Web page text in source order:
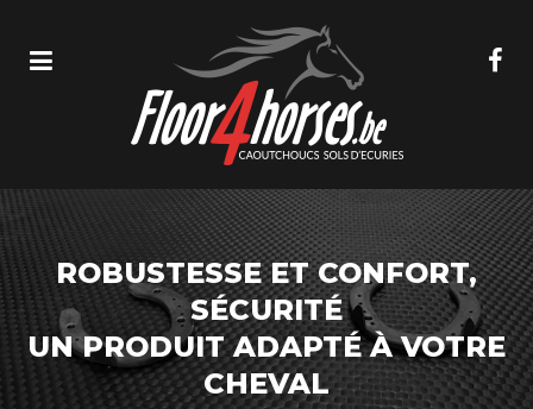
ROBUSTESSE ET CONFORT,
SÉCURITÉ
UN PRODUIT ADAPTÉ À VOTRE
CHEVAL